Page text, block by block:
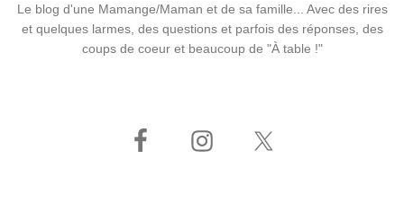
Le blog d'une Mamange/Maman et de sa famille... Avec des rires
et quelques larmes, des questions et parfois des réponses, des
coups de coeur et beaucoup de "À table !"